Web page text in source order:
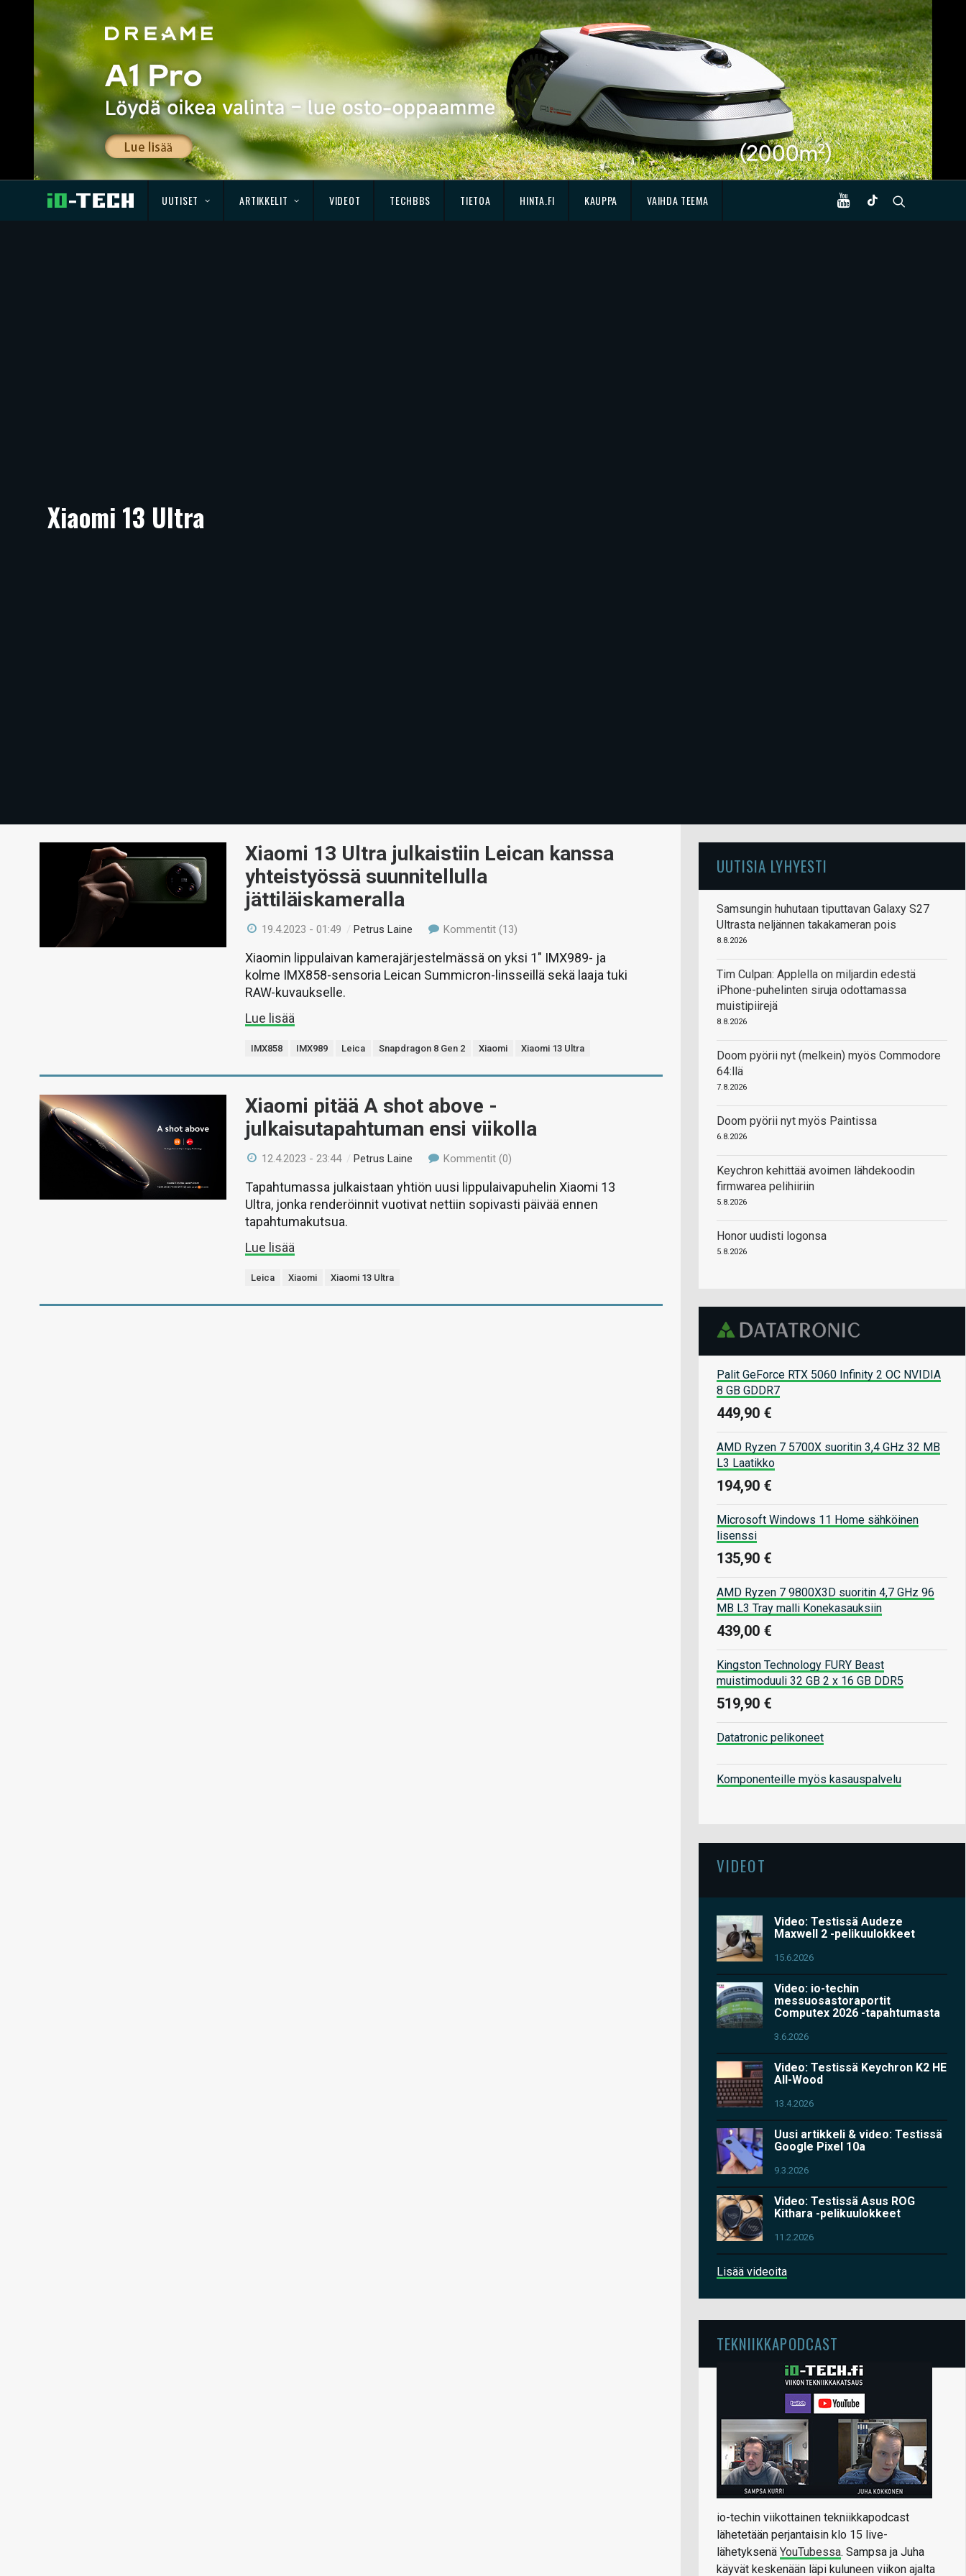
UUTISET ARTIKKELIT VIDEOT TECHBBS TIETOA HINTA.FI KAUPPA VAIHDA TEEMA
Xiaomi 13 Ultra
Xiaomi 13 Ultra julkaistiin Leican kanssa
yhteistyössä suunnitellulla
jättiläiskameralla
19.4.2023 - 01:49 /Petrus Laine Kommentit (13)
Xiaomin lippulaivan kamerajärjestelmässä on yksi 1″ IMX989- ja
kolme IMX858-sensoria Leican Summicron-linsseillä sekä laaja tuki
RAW-kuvaukselle.
Lue lisää
IMX858 IMX989 Leica Snapdragon 8 Gen 2 Xiaomi Xiaomi 13 Ultra
Xiaomi pitää A shot above -
julkaisutapahtuman ensi viikolla
12.4.2023 - 23:44 /Petrus Laine Kommentit (0)
Tapahtumassa julkaistaan yhtiön uusi lippulaivapuhelin Xiaomi 13
Ultra, jonka renderöinnit vuotivat nettiin sopivasti päivää ennen
tapahtumakutsua.
Lue lisää
Leica Xiaomi Xiaomi 13 Ultra
UUTISIA LYHYESTI
Samsungin huhutaan tiputtavan Galaxy S27
Ultrasta neljännen takakameran pois
8.8.2026
Tim Culpan: Applella on miljardin edestä
iPhone-puhelinten siruja odottamassa
muistipiirejä
8.8.2026
Doom pyörii nyt (melkein) myös Commodore
64:llä
7.8.2026
Doom pyörii nyt myös Paintissa
6.8.2026
Keychron kehittää avoimen lähdekoodin
firmwarea pelihiiriin
5.8.2026
Honor uudisti logonsa
5.8.2026
Palit GeForce RTX 5060 Infinity 2 OC NVIDIA
8 GB GDDR7
449,90 €
AMD Ryzen 7 5700X suoritin 3,4 GHz 32 MB
L3 Laatikko
194,90 €
Microsoft Windows 11 Home sähköinen
lisenssi
135,90 €
AMD Ryzen 7 9800X3D suoritin 4,7 GHz 96
MB L3 Tray malli Konekasauksiin
439,00 €
Kingston Technology FURY Beast
muistimoduuli 32 GB 2 x 16 GB DDR5
519,90 €
Datatronic pelikoneet
Komponenteille myös kasauspalvelu
VIDEOT
Video: Testissä Audeze
Maxwell 2 -pelikuulokkeet
15.6.2026
Video: io-techin
messuosastoraportit
Computex 2026 -tapahtumasta
3.6.2026
Video: Testissä Keychron K2 HE
All-Wood
13.4.2026
Uusi artikkeli & video: Testissä
Google Pixel 10a
9.3.2026
Video: Testissä Asus ROG
Kithara -pelikuulokkeet
11.2.2026
Lisää videoita
TEKNIIKKAPODCAST
io-techin viikottainen tekniikkapodcast
lähetetään perjantaisin klo 15 live-
lähetyksenä YouTubessa. Sampsa ja Juha
käyvät keskenään läpi kuluneen viikon ajalta